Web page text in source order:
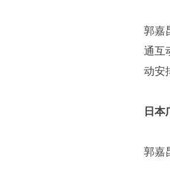
郭嘉
通互
动安
日
郭嘉